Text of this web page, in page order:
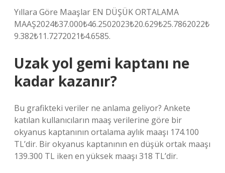
Yıllara Göre Maaşlar EN DÜŞÜK ORTALAMA
MAAŞ2024₺37.000₺46.2502023₺20.629₺25.7862022₺
9.382₺11.7272021₺4.6585.
Uzak yol gemi kaptanı ne
kadar kazanır?
Bu grafikteki veriler ne anlama geliyor? Ankete
katılan kullanıcıların maaş verilerine göre bir
okyanus kaptanının ortalama aylık maaşı 174.100
TL’dir. Bir okyanus kaptanının en düşük ortak maaşı
139.300 TL iken en yüksek maaşı 318 TL’dir.